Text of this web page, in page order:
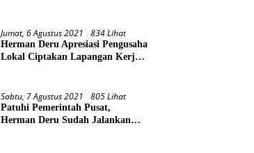
Jumat, 6 Agustus 2021 834 Lihat
Herman Deru Apresiasi Pengusaha
Lokal Ciptakan Lapangan Kerja
Sabtu, 7 Agustus 2021 805 Lihat
Patuhi Pemerintah Pusat,
Herman Deru Sudah Jalankan